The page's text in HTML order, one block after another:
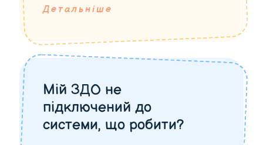
Детальніше
Мій ЗДО не
підключений до
системи, що робити?